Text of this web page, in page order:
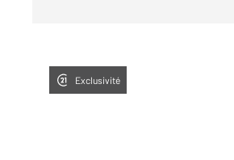
Exclusivité